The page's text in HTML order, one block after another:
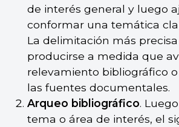
de interés general y luego
conformar una temática
La delimitación más
producirse a medida que
relevamiento bibliográfico
las fuentes documentales.
Arqueo bibliográfico.
tema o área de interés, el